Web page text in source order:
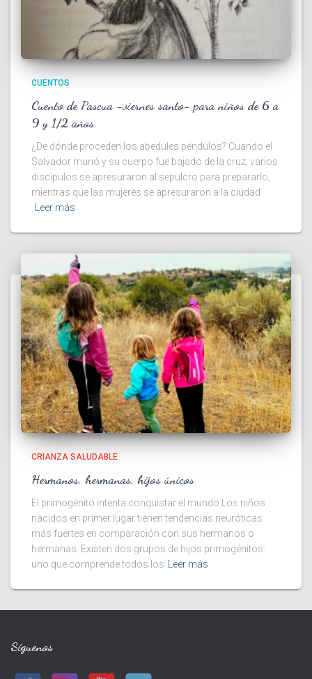
CUENTOS
Cuento de Pascua -viernes santo- para niños de 6 a
9 y 1/2 años
¿De dónde proceden los abedules péndulos? Cuando el
Salvador murió y su cuerpo fue bajado de la cruz, varios
discípulos se apresuraron al sepulcro para prepararlo,
mientras que las mujeres se apresuraron a la ciudad
Leer más
CRIANZA SALUDABLE
Hermanos, hermanas, hijos únicos
El primogénito intenta conquistar el mundo Los niños
nacidos en primer lugar tienen tendencias neuróticas
más fuertes en comparación con sus hermanos o
hermanas. Existen dos grupos de hijos primogénitos:
uno que comprende todos los Leer más
Síguenos